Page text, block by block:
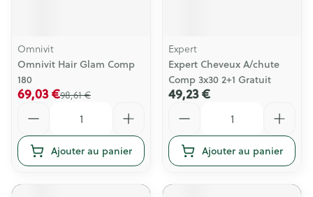
Omnivit
Omnivit Hair Glam Comp
180
98,61 €
69,03 €
Ajouter au panier
Expert
Expert Cheveux A/chute
Comp 3x30 2+1 Gratuit
49,23 €
Ajouter au panier